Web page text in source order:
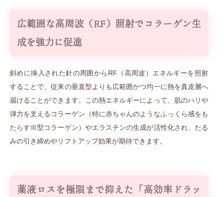
広範囲な高周波（RF）照射でコラーゲン生
成を強力に促進
斜めに挿入された針の周囲からRF（高周波）エネルギーを照射
することで、従来の垂直型よりも広範囲かつ均一に熱を真皮層へ
届けることができます。この熱エネルギーによって、肌のハリや
弾力を支えるコラーゲン（特に赤ちゃんのようなふっくら感をも
たらすⅢ型コラーゲン）やエラスチンの生成が活性化され、たる
みの引き締めやリフトアップ効果が期待できます。
薬液ロスを極限まで抑えた「高効率ドラッ